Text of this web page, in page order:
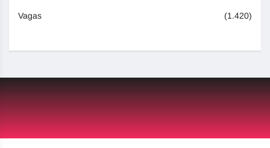
Vagas (1.420)